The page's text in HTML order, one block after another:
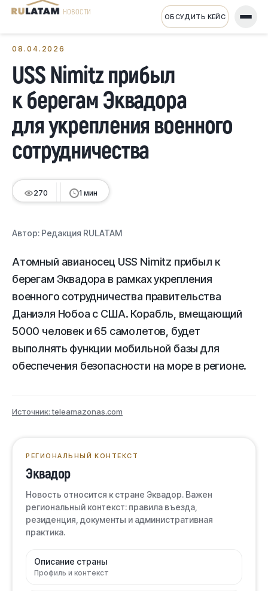
НОВОСТИ ОБСУДИТЬ КЕЙС
08.04.2026
USS Nimitz прибыл
к берегам Эквадора
для укрепления военного
сотрудничества
270 1 мин
Автор: Редакция RULATAM
Атомный авианосец USS Nimitz прибыл к
берегам Эквадора в рамках укрепления
военного сотрудничества правительства
Даниэля Нобоа с США. Корабль, вмещающий
5000 человек и 65 самолетов, будет
выполнять функции мобильной базы для
обеспечения безопасности на море в регионе.
Источник: teleamazonas.com
РЕГИОНАЛЬНЫЙ КОНТЕКСТ
Эквадор
Новость относится к стране Эквадор. Важен
региональный контекст: правила въезда,
резиденция, документы и административная
практика.
Описание страны
Профиль и контекст